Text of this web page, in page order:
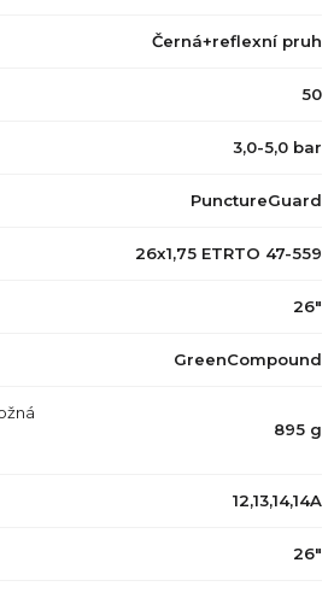
Černá+reflexní pruh
50
3,0-5,0 bar
PunctureGuard
26x1,75 ETRTO 47-559
26"
GreenCompound
895 g
12,13,14,14A
26"